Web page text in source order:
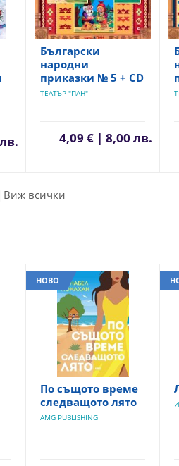
Български
народни
приказки № 5 + CD
ТЕАТЪР "ПАН"
4,09 € | 8,00 лв.
Виж всички
НОВО
По същото време
следващото лято
AMG PUBLISHING